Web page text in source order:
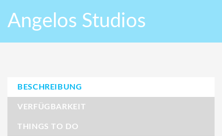
Angelos Studios
BESCHREIBUNG
VERFÜGBARKEIT
THINGS TO DO